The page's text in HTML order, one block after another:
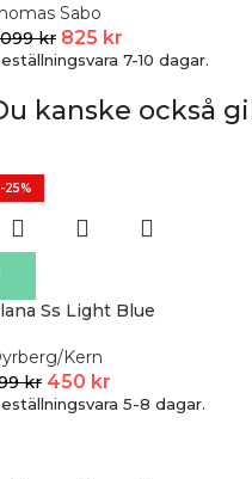
Sabo
099kr 825 kr
7-10 dagar.
kanske också
-25%
Ss Light Blue
Kern
kr 450 kr
5-8 dagar.